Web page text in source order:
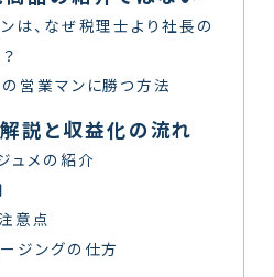
は、なぜ税理士より社長の
営業マンに勝つ方法
説と収益化の流れ
ュメの紹介
意点
ジングの仕方